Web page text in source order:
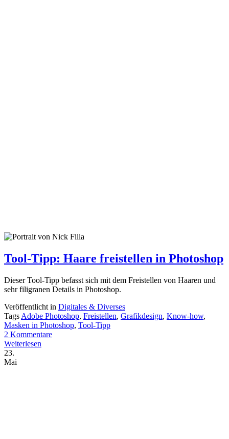
Tool-Tipp: Haare freistellen in Photoshop
Dieser Tool-Tipp befasst sich mit dem Freistellen von Haaren und
sehr filigranen Details in Photoshop.
Veröffentlicht in Digitales & Diverses
Tags Adobe Photoshop, Freistellen, Grafikdesign, Know-how,
Masken in Photoshop, Tool-Tipp
2 Kommentare
Weiterlesen
23.
Mai